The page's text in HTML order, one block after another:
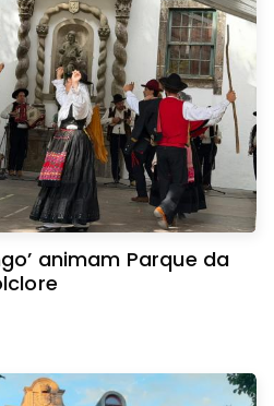
animam Parque da